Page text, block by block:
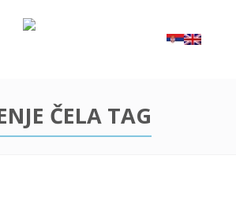
ČELA TAG